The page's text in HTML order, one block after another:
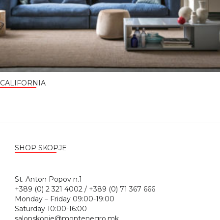
CALIFORNIA
SHOP SKOPJE
St. Anton Popov n.1
+389 (0) 2 321 4002 / +389 (0) 71 367 666
Monday – Friday 09:00-19:00
Saturday 10:00-16:00